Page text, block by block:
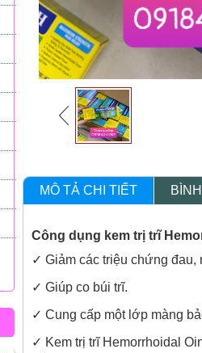
MÔ TẢ CHI TIẾT
Công dụng kem trị trĩ
✓ Giảm các triệu chứng đau,
✓ Giúp co búi trĩ.
✓ Cung cấp một lớp màng
✓ Kem trị trĩ Hemorrhoidal